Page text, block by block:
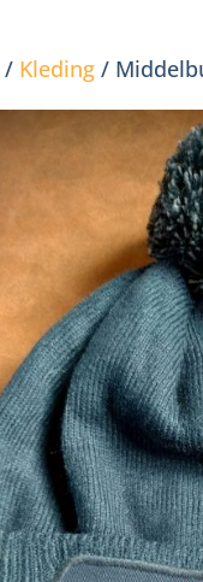
/ Kleding /